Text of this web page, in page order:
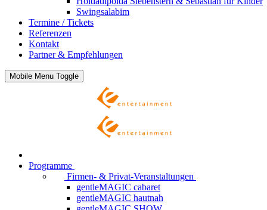
Swingsalabim
Termine / Tickets
Referenzen
Kontakt
Partner & Empfehlungen
Mobile Menu Toggle
Programme
Firmen- & Privat-Veranstaltungen
gentleMAGIC cabaret
gentleMAGIC hautnah